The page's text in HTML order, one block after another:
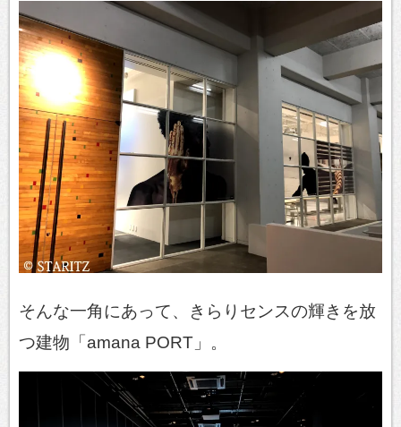
そんな一角にあって、きらりセンスの輝きを放
つ建物「amana PORT」。